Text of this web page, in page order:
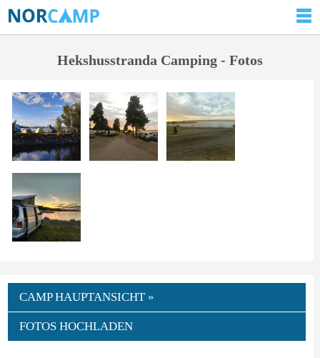
Hekshusstranda Camping - Fotos
CAMP HAUPTANSICHT »
FOTOS HOCHLADEN